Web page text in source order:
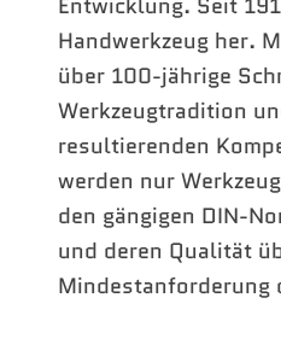
Handwerkzeug her.
über 100-jährige
Werkzeugtradition
resultierenden
werden nur
den gängigen DIN-
und deren Qualität
Mindestanforderung